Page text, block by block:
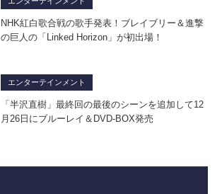
NHK紅白歌合戦の歌手発表！ブレイブリー＆進撃
の巨人の「Linked Horizon」が初出場！
エンターテインメント
「半沢直樹」最終回の最後のシーンを追加して12
月26日にブルーレイ＆DVD-BOX発売